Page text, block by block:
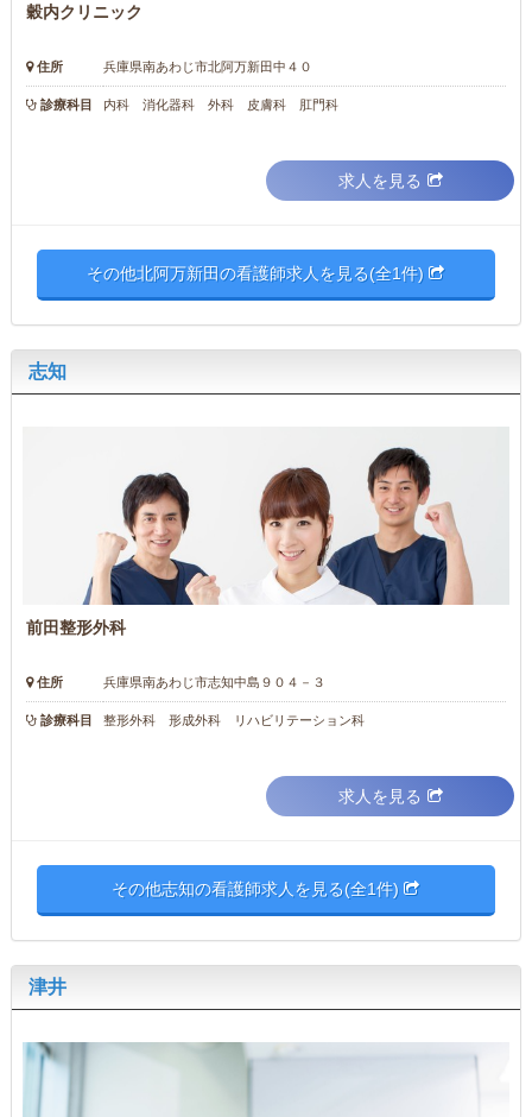
穀内クリニック
住所 兵庫県南あわじ市北阿万新田中４０
診療科目 内科 消化器科 外科 皮膚科 肛門科
求人を見る
その他北阿万新田の看護師求人を見る(全1件)
志知
前田整形外科
住所 兵庫県南あわじ市志知中島９０４－３
診療科目 整形外科 形成外科 リハビリテーション科
求人を見る
その他志知の看護師求人を見る(全1件)
津井